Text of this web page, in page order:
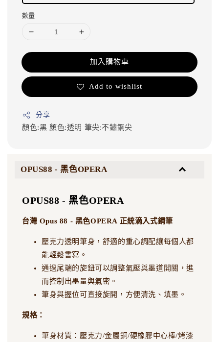
數量
加入購物車
Add to wishlist
分享
顏色:黑 顏色:透明 筆尖:不鏽鋼尖
OPUS88 - 黑色OPERA
OPUS88 - 黑色OPERA
台灣 Opus 88 - 黑色OPERA 正統滴入式鋼筆
壓克力透明筆身，舒適的重心調配讓每個人都
能輕鬆書寫。
通過尾端的旋鈕可以調整氣壓與墨道開關，進
而控制出墨量與氣密。
筆身與握位可直接旋開，方便清洗、填墨。
規格：
筆身材質：壓克力/金屬銅/硬橡膠中心棒/烤漆